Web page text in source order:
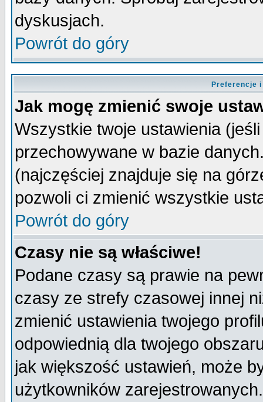
dyskusjach.
Powrót do góry
Preferencje
Jak mogę zmienić swoje
Wszystkie twoje ustawienia
przechowywane w bazie
(najczęściej znajduje się na
pozwoli ci zmienić wszystkie
Powrót do góry
Czasy nie są właściwe!
Podane czasy są prawie na
czasy ze strefy czasowej innej
zmienić ustawienia twojego
odpowiednią dla twojego
jak większość ustawień, może
użytkowników